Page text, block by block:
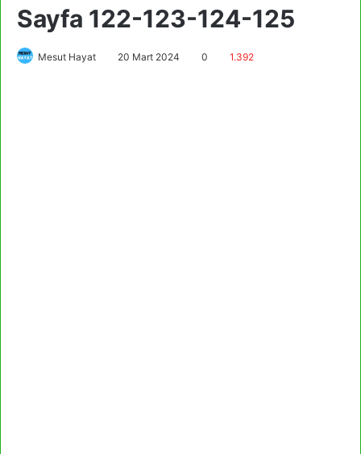
Sayfa 122-123-124-125
Mesut Hayat 20 Mart 2024 0 1.392